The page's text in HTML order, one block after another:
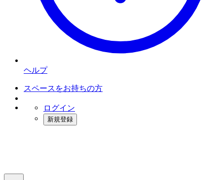
ヘルプ
スペースをお持ちの方
ログイン
新規登録